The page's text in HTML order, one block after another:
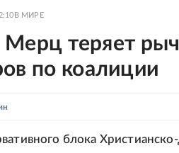
В МИРЕ
Мерц теряет
по коалиции
блока